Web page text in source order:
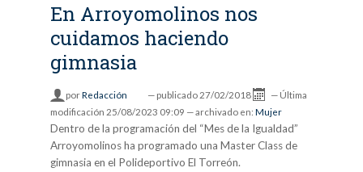
En Arroyomolinos nos
cuidamos haciendo
gimnasia
porRedacción — publicado 27/02/2018 — Última
modificación 25/08/2023 09:09 — archivado en: Mujer
Dentro de la programación del “Mes de la Igualdad”
Arroyomolinos ha programado una Master Class de
gimnasia en el Polideportivo El Torreón.